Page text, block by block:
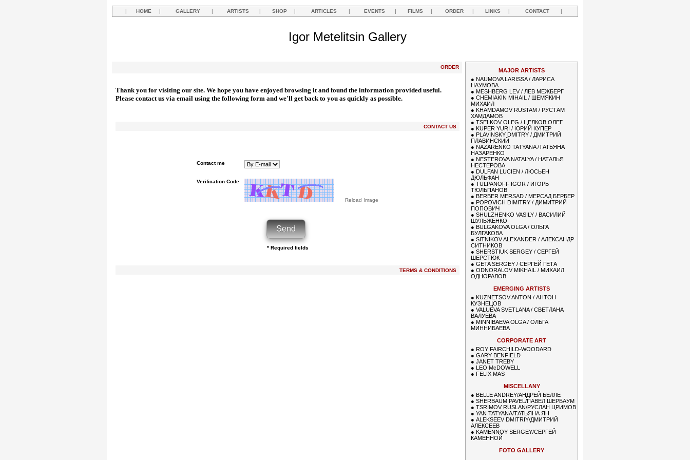
| HOME | GALLERY | ARTISTS | SHOP | ARTICLES | EVENTS | FILMS | ORDER | LINKS | CONTACT |
Igor Metelitsin Gallery
ORDER
Thank you for visiting our site. We hope you have enjoyed browsing it and found the information provided useful.
Please contact us via email using the following form and we'll get back to you as quickly as possible.
CONTACT US
Contact me
Verification Code
Reload Image
* Required fields
TERMS & CONDITIONS
MAJOR ARTISTS
● NAUMOVA LARISSA / ЛАРИСА
НАУМОВА
● MESHBERG LEV / ЛЕВ МЕЖБЕРГ
● CHEMIAKIN MIHAIL / ШЕМЯКИН
МИХАИЛ
● KHAMDAMOV RUSTAM / РУСТАМ
ХАМДАМОВ
● TSELKOV OLEG / ЦЕЛКОВ ОЛЕГ
● KUPER YURI / ЮРИЙ КУПЕР
● PLAVINSKY DMITRY / ДМИТРИЙ
ПЛАВИНСКИЙ
● NAZARENKO TATYANA /ТАТЬЯНА
НАЗАРЕНКО
● NESTEROVA NATALYA / НАТАЛЬЯ
НЕСТЕРОВА
● DULFAN LUCIEN / ЛЮСЬЕН
ДЮЛЬФАН
● TULPANOFF IGOR / ИГОРЬ
ТЮЛЬПАНОВ
● BERBER MERSAD / МЕРСАД БЕРБЕР
● POPOVICH DIMITRY / ДИМИТРИЙ
ПОПОВИЧ
● SHULZHENKO VASILY / ВАСИЛИЙ
ШУЛЬЖЕНКО
● BULGAKOVA OLGA / ОЛЬГА
БУЛГАКОВА
● SITNIKOV ALEXANDER / АЛЕКСАНДР
СИТНИКОВ
● SHERSTIUK SERGEY / СЕРГЕЙ
ШЕРСТЮК
● GETA SERGEY / СЕРГЕЙ ГЕТА
● ODNORALOV MIKHAIL / МИХАИЛ
ОДНОРАЛОВ
EMERGING ARTISTS
● KUZNETSOV ANTON / АНТОН
КУЗНЕЦОВ
● VALUEVA SVETLANA / СВЕТЛАНА
ВАЛУЕВА
● MINNIBAEVA OLGA / ОЛЬГА
МИННИБАЕВА
CORPORATE ART
● ROY FAIRCHILD-WOODARD
● GARY BENFIELD
● JANET TREBY
● LEO McDOWELL
● FELIX MAS
MISCELLANY
● BELLE ANDREY/АНДРЕЙ БЕЛЛЕ
● SHERBAUM PAVEL/ПАВЕЛ ШЕРБАУМ
● TSRIMOV RUSLAN/РУСЛАН ЦРИМОВ
● YAN TATYANA/ТАТЬЯНА ЯН
● ALEKSEEV DMITRIY/ДМИТРИЙ
АЛЕКСЕЕВ
● KAMENNOY SERGEY/СЕРГЕЙ
КАМЕННОЙ
FOTO GALLERY